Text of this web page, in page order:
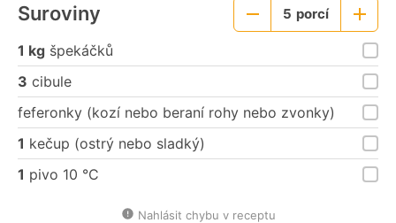
Suroviny
Menší5 porcí
Větší
porce
1 kg špekáčků
3 cibule
feferonky (kozí nebo beraní rohy nebo zvonky)
1 kečup (ostrý nebo sladký)
1 pivo 10 °C
Nahlásit chybu v receptu